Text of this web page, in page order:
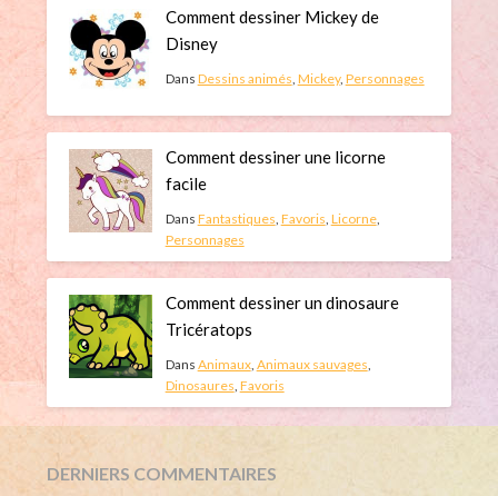
Comment dessiner Mickey de
Disney
Dans Dessins animés, Mickey, Personnages
Comment dessiner une licorne
facile
Dans Fantastiques, Favoris, Licorne,
Personnages
Comment dessiner un dinosaure
Tricératops
Dans Animaux, Animaux sauvages,
Dinosaures, Favoris
DERNIERS COMMENTAIRES